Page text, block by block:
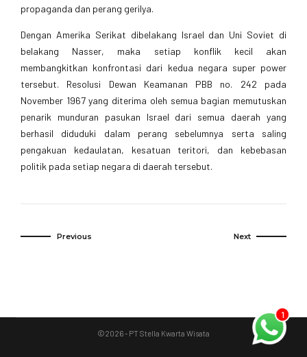
propaganda dan perang gerilya.
Dengan Amerika Serikat dibelakang Israel dan Uni Soviet di
belakang Nasser, maka setiap konflik kecil akan
membangkitkan konfrontasi dari kedua negara super power
tersebut. Resolusi Dewan Keamanan PBB no. 242 pada
November 1967 yang diterima oleh semua bagian memutuskan
penarik munduran pasukan Israel dari semua daerah yang
berhasil diduduki dalam perang sebelumnya serta saling
pengakuan kedaulatan, kesatuan teritori, dan kebebasan
politik pada setiap negara di daerah tersebut.
Previous Next
©2026 - PT Stella Kwarta Wisata
1